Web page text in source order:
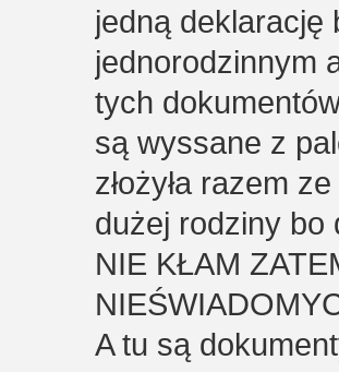
jedną
jednorodzinnym
tych
są wyssane z
złożyła razem
dużej rodziny bo
NIE KŁAM
A tu są